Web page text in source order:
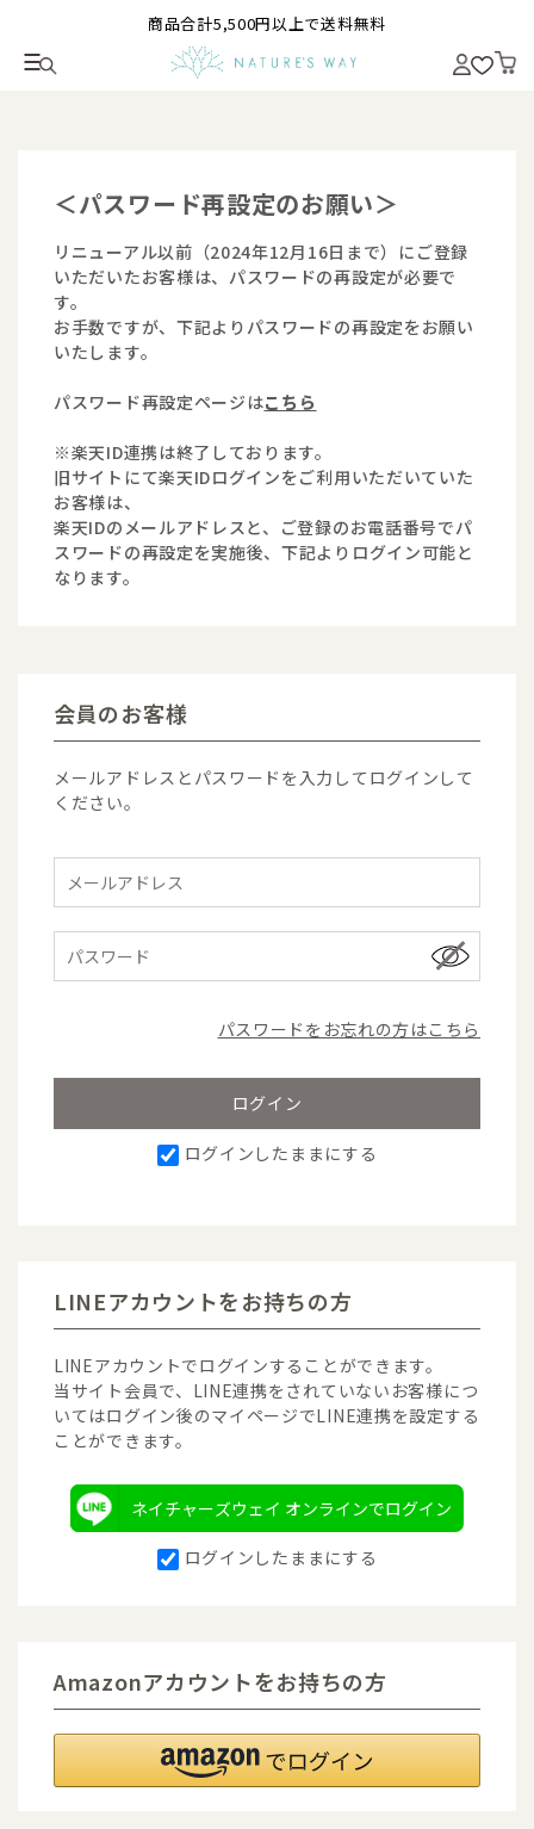
商品合計5,500円以上で送料無料
＜パスワード再設定のお願い＞
リニューアル以前（2024年12月16日まで）にご登録
いただいたお客様は、パスワードの再設定が必要で
す。
お手数ですが、下記よりパスワードの再設定をお願い
いたします。
パスワード再設定ページはこちら
※楽天ID連携は終了しております。
旧サイトにて楽天IDログインをご利用いただいていた
お客様は、
楽天IDのメールアドレスと、ご登録のお電話番号でパ
スワードの再設定を実施後、下記よりログイン可能と
なります。
会員のお客様
メールアドレスとパスワードを入力してログインして
ください。
ログインしたままにする
パスワードをお忘れの方はこちら
LINEアカウントをお持ちの方
LINEアカウントでログインすることができます。
当サイト会員で、LINE連携をされていないお客様につ
いてはログイン後のマイページでLINE連携を設定する
ことができます。
ネイチャーズウェイ オンラインでログイン
ログインしたままにする
Amazonアカウントをお持ちの方